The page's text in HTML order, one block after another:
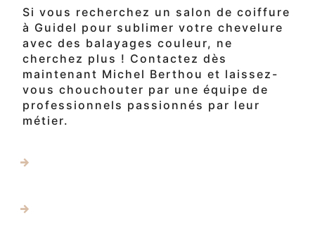
Si vous recherchez un salon de coiffure
à Guidel pour sublimer votre chevelure
avec des balayages couleur, ne
cherchez plus ! Contactez dès
maintenant Michel Berthou et laissez-
vous chouchouter par une équipe de
professionnels passionnés par leur
métier.